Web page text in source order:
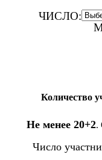
ЧИСЛО:
Количество
Не менее 20+2.
Число